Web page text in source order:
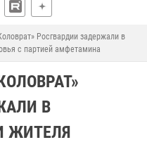
Росгвардии задержали в
с партией амфетамина
В
ЖИТЕЛЯ